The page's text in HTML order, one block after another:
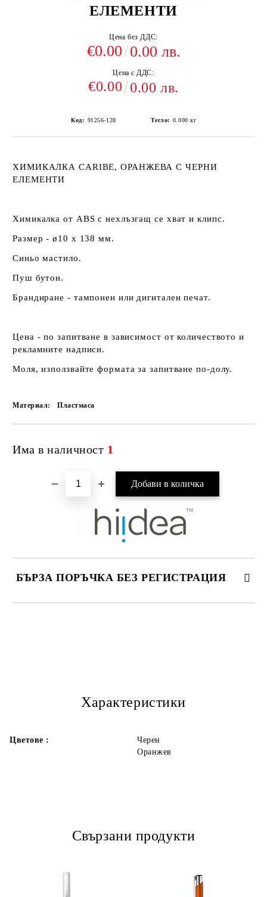
ЕЛЕМЕНТИ
Цена без ДДС:
€0.00 0.00 лв.
Цена с ДДС:
€0.00 0.00 лв.
Код: 91256-128 Тегло: 0.000 кг
ХИМИКАЛКА CARIBE, ОРАНЖЕВА С ЧЕРНИ
ЕЛЕМЕНТИ
Химикалка от ABS с нехлъзгащ се хват и клипс.
Размер - ø10 x 138 мм.
Синьо мастило.
Пуш бутон.
Брандиране - тампонен или дигитален печат.
Цена - по запитване в зависимост от количеството и
рекламните надписи.
Моля, използвайте формата за запитване по-долу.
Материал: Пластмаса
Има в наличност 1
БЪРЗА ПОРЪЧКА БЕЗ РЕГИСТРАЦИЯ
Характеристики
Цветове :
Черен
Оранжев
Свързани продукти